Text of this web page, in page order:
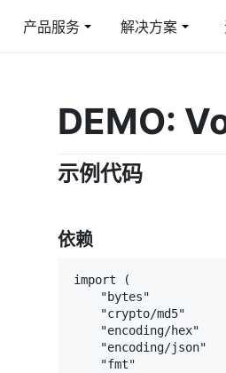
产品服务 解决方案
在线邮件
综合教育
DEMO:
示例代码
依赖
import (
    "bytes"
    "crypto/md5"
    "encoding/hex"
    "encoding/json"
    "fmt"